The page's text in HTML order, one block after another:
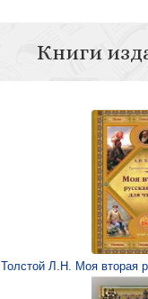
Книги
Толстой Л.Н. Моя вторая